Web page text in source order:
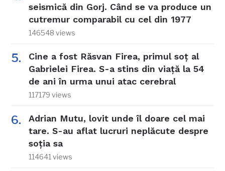
seismică din Gorj. Când se va produce un
cutremur comparabil cu cel din 1977
146548 views
Cine a fost Răsvan Firea, primul soț al
Gabrielei Firea. S-a stins din viață la 54
de ani în urma unui atac cerebral
117179 views
Adrian Mutu, lovit unde îl doare cel mai
tare. S-au aflat lucruri neplăcute despre
soția sa
114641 views